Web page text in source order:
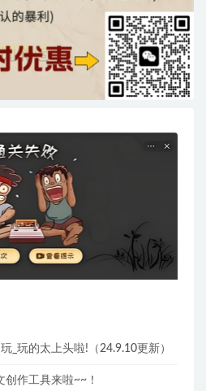
_玩的太上头啦!（24.9.10更新）
创作工具来啦~~！